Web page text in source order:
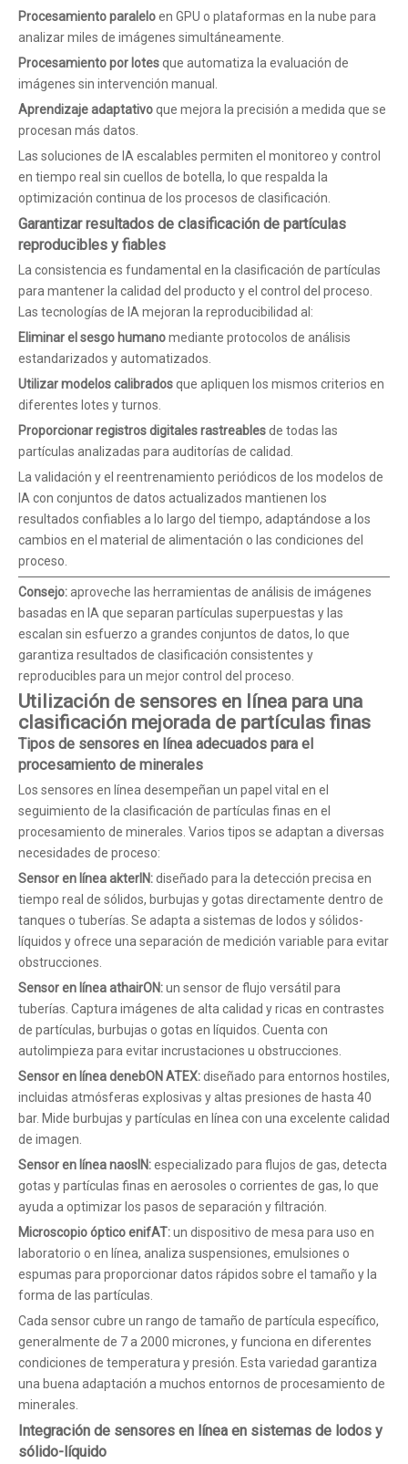
Procesamiento paraleloen GPU o plataformas en la nube para
analizar miles de imágenes simultáneamente.
Procesamiento por lotesque automatiza la evaluación de
imágenes sin intervención manual.
Aprendizaje adaptativoque mejora la precisión a medida que se
procesan más datos.
Las soluciones de IA escalables permiten el monitoreo y control
en tiempo real sin cuellos de botella, lo que respalda la
optimización continua de los procesos de clasificación.
Garantizar resultados de clasificación de partículas
reproducibles y fiables
La consistencia es fundamental en la clasificación de partículas
para mantener la calidad del producto y el control del proceso.
Las tecnologías de IA mejoran la reproducibilidad al:
Eliminar el sesgo humanomediante protocolos de análisis
estandarizados y automatizados.
Utilizar modelos calibradosque apliquen los mismos criterios en
diferentes lotes y turnos.
Proporcionar registros digitales rastreablesde todas las
partículas analizadas para auditorías de calidad.
La validación y el reentrenamiento periódicos de los modelos de
IA con conjuntos de datos actualizados mantienen los
resultados confiables a lo largo del tiempo, adaptándose a los
cambios en el material de alimentación o las condiciones del
proceso.
Consejo:aproveche las herramientas de análisis de imágenes
basadas en IA que separan partículas superpuestas y las
escalan sin esfuerzo a grandes conjuntos de datos, lo que
garantiza resultados de clasificación consistentes y
reproducibles para un mejor control del proceso.
Utilización de sensores en línea para una
clasificación mejorada de partículas finas
Tipos de sensores en línea adecuados para el
procesamiento de minerales
Los sensores en línea desempeñan un papel vital en el
seguimiento de la clasificación de partículas finas en el
procesamiento de minerales. Varios tipos se adaptan a diversas
necesidades de proceso:
Sensor en línea akterIN:diseñado para la detección precisa en
tiempo real de sólidos, burbujas y gotas directamente dentro de
tanques o tuberías. Se adapta a sistemas de lodos y sólidos-
líquidos y ofrece una separación de medición variable para evitar
obstrucciones.
Sensor en línea athairON:un sensor de flujo versátil para
tuberías. Captura imágenes de alta calidad y ricas en contrastes
de partículas, burbujas o gotas en líquidos. Cuenta con
autolimpieza para evitar incrustaciones u obstrucciones.
Sensor en línea denebON ATEX:diseñado para entornos hostiles,
incluidas atmósferas explosivas y altas presiones de hasta 40
bar. Mide burbujas y partículas en línea con una excelente calidad
de imagen.
Sensor en línea naosIN:especializado para flujos de gas, detecta
gotas y partículas finas en aerosoles o corrientes de gas, lo que
ayuda a optimizar los pasos de separación y filtración.
Microscopio óptico enifAT:un dispositivo de mesa para uso en
laboratorio o en línea, analiza suspensiones, emulsiones o
espumas para proporcionar datos rápidos sobre el tamaño y la
forma de las partículas.
Cada sensor cubre un rango de tamaño de partícula específico,
generalmente de 7 a 2000 micrones, y funciona en diferentes
condiciones de temperatura y presión. Esta variedad garantiza
una buena adaptación a muchos entornos de procesamiento de
minerales.
Integración de sensores en línea en sistemas de lodos y
sólido-líquido